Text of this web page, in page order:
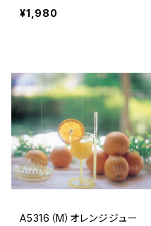
¥1,980
A5316（M）オレンジジュー